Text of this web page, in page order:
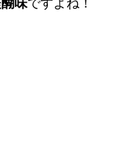
味ですよね！